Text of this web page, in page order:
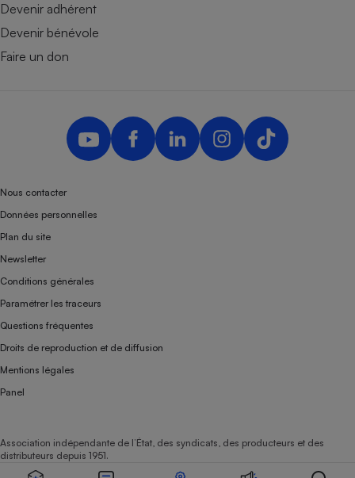
Devenir adhérent
Devenir bénévole
Faire un don
Nous contacter
Données personnelles
Plan du site
Newsletter
Conditions générales
Paramétrer les traceurs
Questions fréquentes
Droits de reproduction et de diffusion
Mentions légales
Panel
Association indépendante de l’État, des syndicats, des producteurs et des
distributeurs depuis 1951.